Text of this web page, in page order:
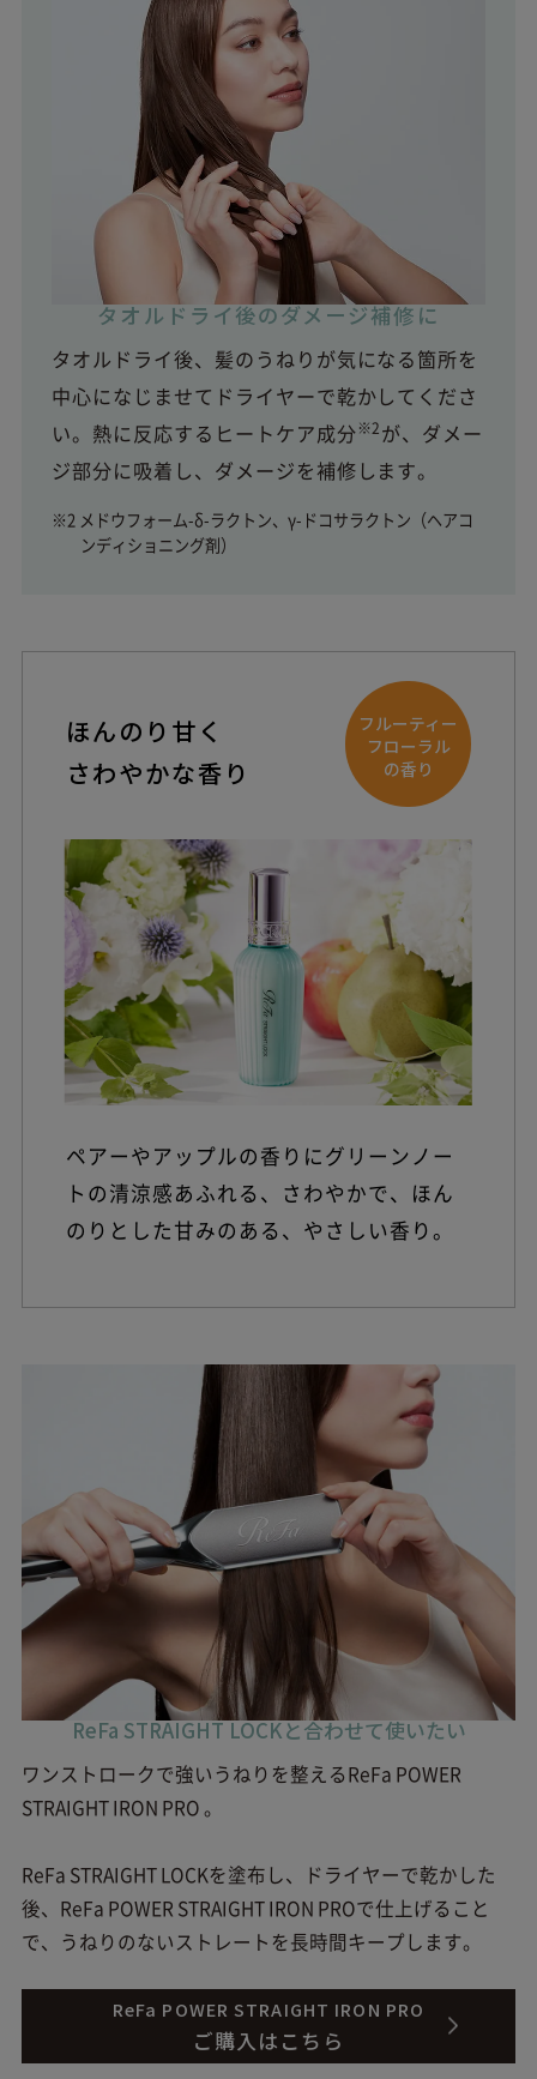
タオルドライ後のダメージ補修に
タオルドライ後、髪のうねりが気になる箇所を
中心になじませてドライヤーで乾かしてくださ
い。熱に反応するヒートケア成分 ※2 が、ダメー
ジ部分に吸着し、ダメージを補修します。
※2 メドウフォーム-δ-ラクトン、γ-ドコサラクトン（ヘアコ
ンディショニング剤）
フルーティー
フローラル
の香り
ほんのり甘く
さわやかな香り
ペアーやアップルの香りにグリーンノー
トの清涼感あふれる、さわやかで、ほん
のりとした甘みのある、やさしい香り。
ReFa STRAIGHT LOCKと合わせて使いたい
ワンストロークで強いうねりを整えるReFa POWER
STRAIGHT IRON PRO 。
ReFa STRAIGHT LOCKを塗布し、ドライヤーで乾かした
後、ReFa POWER STRAIGHT IRON PROで仕上げること
で、うねりのないストレートを長時間キープします。
ReFa POWER STRAIGHT IRON PRO
ご購入はこちら